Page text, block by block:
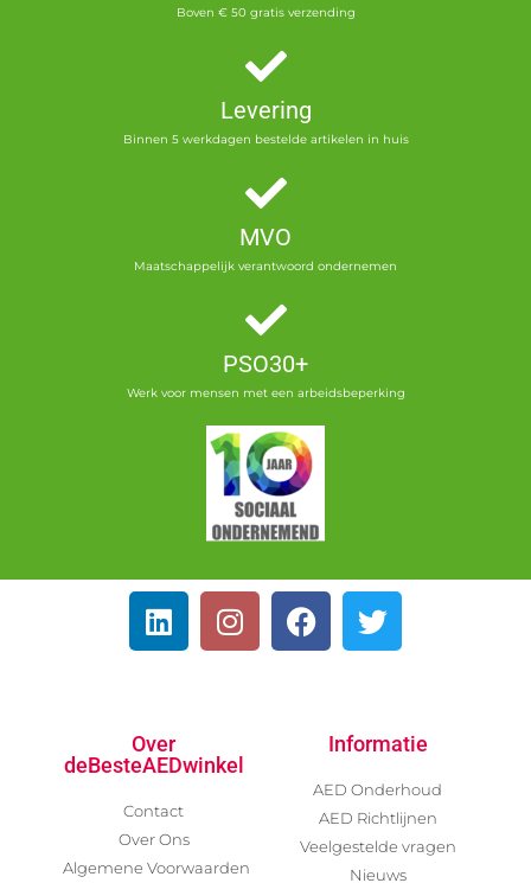
Boven € 50 gratis verzending
Levering
Binnen 5 werkdagen bestelde artikelen in huis
MVO
Maatschappelijk verantwoord ondernemen
PSO30+
Werk voor mensen met een arbeidsbeperking
Over
deBesteAEDwinkel
Contact
Over Ons
Algemene Voorwaarden
Informatie
AED Onderhoud
AED Richtlijnen
Veelgestelde vragen
Nieuws